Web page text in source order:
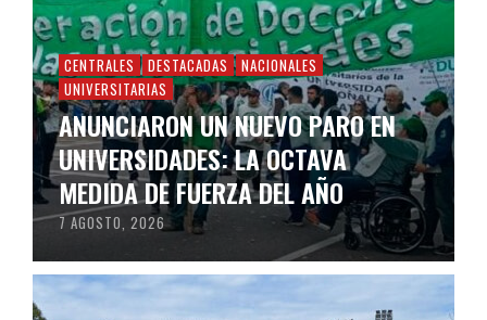
CENTRALES DESTACADAS
NACIONALES
UNIVERSITARIAS
ANUNCIARON UN NUEVO PARO EN
UNIVERSIDADES: LA OCTAVA
MEDIDA DE FUERZA DEL AÑO
7 AGOSTO, 2026